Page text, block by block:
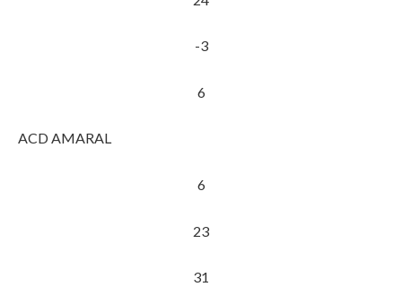
-3
6
ACD AMARAL
6
23
31